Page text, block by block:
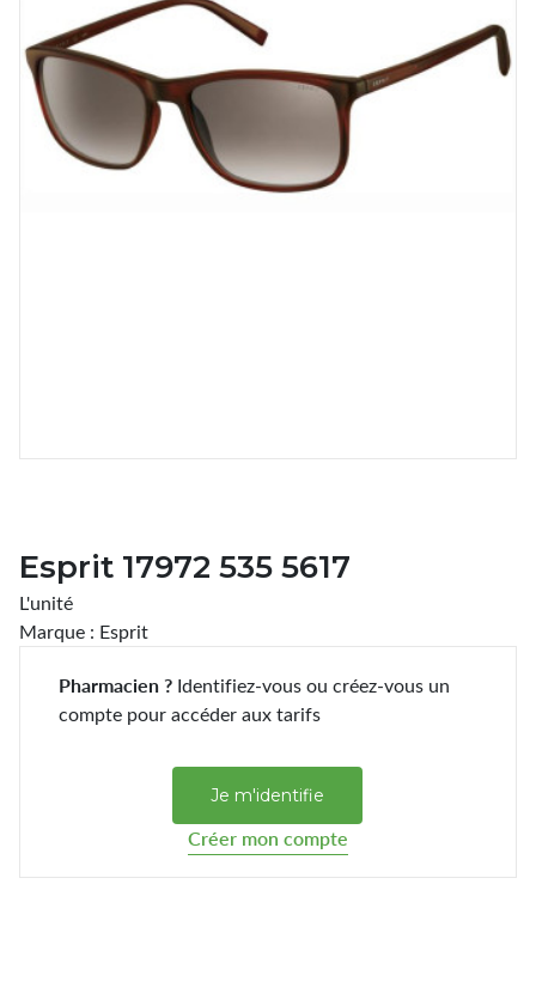
Spray désinfectant lunettes
Désinfection UV/UVC (LED,
rayonnement)
Esprit 17972 535 5617
L'unité
Marque : Esprit
Pharmacien ? Identifiez-vous ou créez-vous un
compte pour accéder aux tarifs
Je m'identifie
Créer mon compte